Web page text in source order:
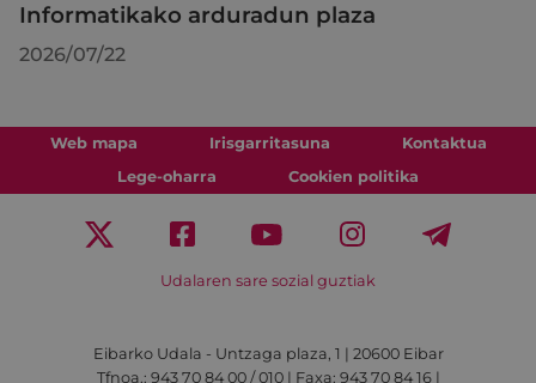
Informatikako arduradun plaza
2026/07/22
Web mapa Irisgarritasuna
Kontaktua
Lege-oharra
Cookien politika
Udalaren sare sozial guztiak
Eibarko Udala - Untzaga plaza, 1 | 20600 Eibar
Tfnoa.: 943 70 84 00 / 010 | Faxa: 943 70 84 16 |